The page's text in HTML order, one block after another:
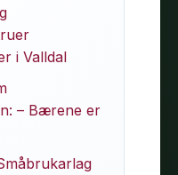
i Valldal
– Bærene er